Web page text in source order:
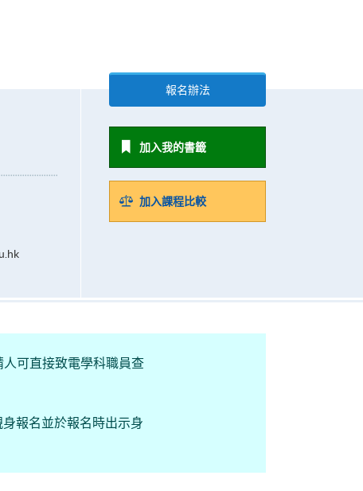
報名辦法
加入我的書籤
加入課程比較
可直接致電學科職員查
報名並於報名時出示身